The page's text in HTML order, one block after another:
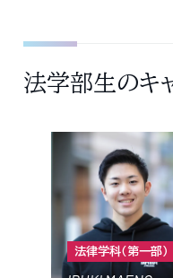
法学部生のキ
法律学科（第一部）